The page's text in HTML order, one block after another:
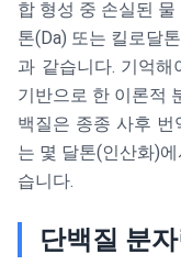
합 형성 중 손실된
톤(Da) 또는 킬로달
과 같습니다. 기억
기반으로 한 이론적
백질은 종종 사후 번
는 몇 달톤(인산화)
습니다.
단백질 분